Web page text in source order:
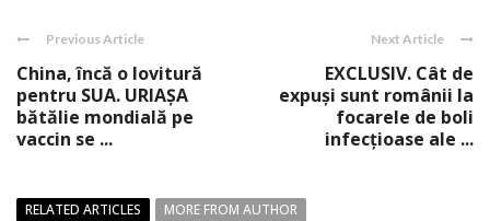
Previous Article
China, încă o lovitură
pentru SUA. URIAŞA
bătălie mondială pe
vaccin se ...
Next Article
EXCLUSIV. Cât de
expuşi sunt românii la
focarele de boli
infecţioase ale ...
RELATED ARTICLES
MORE FROM AUTHOR